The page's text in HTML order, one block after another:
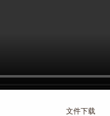
文件下载